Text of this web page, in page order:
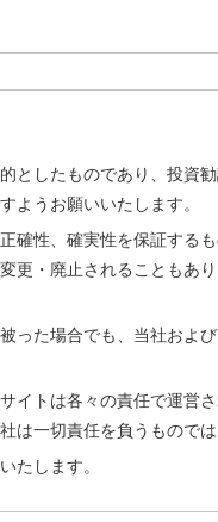
としたものであり、投資
ようお願いいたします。
性、確実性を保証するも
更・廃止されることもあ
った場合でも、当社およ
イトは各々の責任で運営
は一切責任を負うものでは
たします。